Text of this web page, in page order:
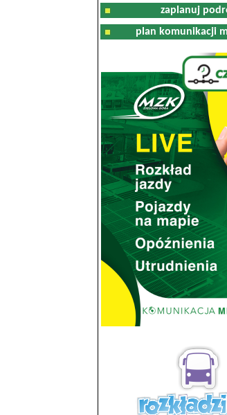
zaplanuj
plan komunikacji